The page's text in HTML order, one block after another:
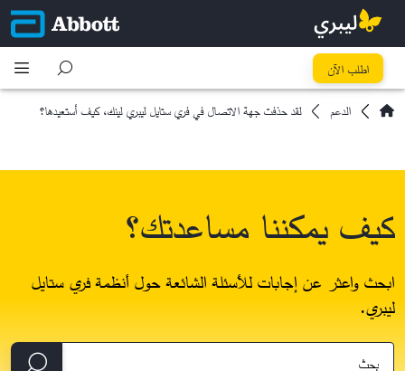
اطلب الآن
الدعم
لقد حذفت جهة الاتصال في فري ستايل ليبري لينك، كيف أستعيدها؟
كيف يمكننا مساعدتك؟
ابحث واعثر عن إجابات للأسئلة الشائعة حول أنظمة فري ستايل
ليبري.